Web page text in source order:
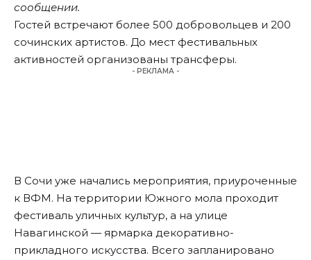
сообщении.
Гостей встречают более 500 добровольцев и 200
сочинских артистов. До мест фестивальных
активностей организованы трансферы.
- РЕКЛАМА -
В Сочи уже начались мероприятия, приуроченные
к ВФМ. На территории Южного мола проходит
фестиваль уличных культур, а на улице
Навагинской — ярмарка декоративно-
прикладного искусства. Всего запланировано